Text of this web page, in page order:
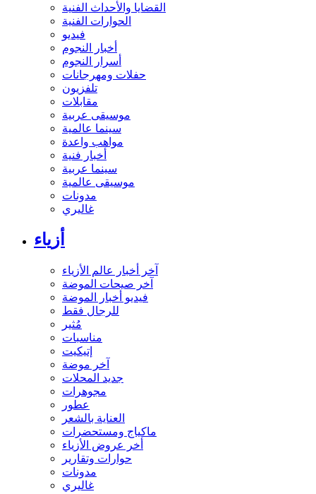
القضايا والأحداث الفنية
الحوارات الفنية
فيديو
أخبار النجوم
أسرار النجوم
حفلات ومهرجانات
تلفزيون
مقابلات
موسيقى عربية
سينما عالمية
مواهب واعدة
أخبار فنية
سينما عربية
موسيقى عالمية
مدونات
غاليري
أزياء
آخر أخبار عالم الأزياء
آخر صيحات الموضة
فيديو أخبار الموضة
للرجال فقط
مُثير
مناسبات
إتيكيت
آخر موضة
جديد المحلات
مجوهرات
عطور
العناية بالشعر
ماكياج ومستحضرات
أخر عروض الأزياء
حوارات وتقارير
مدونات
غاليري